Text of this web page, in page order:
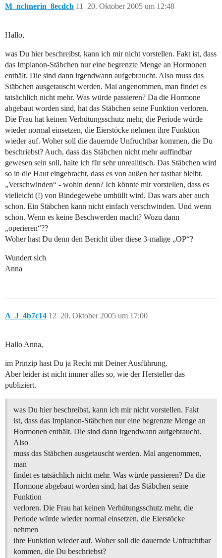
M_nchnerin_8ecdcb 20. Oktober 2005 um 12:48
11
Hallo,
was Du hier beschreibst, kann ich mir nicht vorstellen. Fakt ist, dass
das Implanon-Stäbchen nur eine begrenzte Menge an Hormonen
enthält. Die sind dann irgendwann aufgebraucht. Also muss das
Stäbchen ausgetauscht werden. Mal angenommen, man findet es
tatsächlich nicht mehr. Was würde passieren? Da die Hormone
abgebaut worden sind, hat das Stäbchen seine Funktion verloren.
Die Frau hat keinen Verhütungsschutz mehr, die Periode würde
wieder normal einsetzen, die Eierstöcke nehmen ihre Funktion
wieder auf. Woher soll die dauernde Unfruchtbar kommen, die Du
beschriebst? Auch, dass das Stäbchen nicht mehr auffindbar
gewesen sein soll, halte ich für sehr unrealitisch. Das Stäbchen wird
so in die Haut eingebracht, dass es von außen her tastbar bleibt.
„Verschwinden“ - wohin denn? Ich könnte mir vorstellen, dass es
vielleicht (!) von Bindegewebe umhüllt wird. Das wars aber auch
schon. Ein Stäbchen kann nicht einfach verschwinden. Und wenn
schon. Wenn es keine Beschwerden macht? Wozu dann
„operieren“??
Woher hast Du denn den Bericht über diese 3-malige „OP“?
Wundert sich
Anna
A_J_4b7c14 20. Oktober 2005 um 17:00
12
Hallo Anna,
im Prinzip hast Du ja Recht mit Deiner Ausführung.
Aber leider ist nicht immer alles so, wie der Hersteller das
publiziert.
was Du hier beschreibst, kann ich mir nicht vorstellen. Fakt
ist, dass das Implanon-Stäbchen nur eine begrenzte Menge an
Hormonen enthält. Die sind dann irgendwann aufgebraucht.
Also
muss das Stäbchen ausgetauscht werden. Mal angenommen,
man
findet es tatsächlich nicht mehr. Was würde passieren? Da die
Hormone abgebaut worden sind, hat das Stäbchen seine
Funktion
verloren. Die Frau hat keinen Verhütungsschutz mehr, die
Periode würde wieder normal einsetzen, die Eierstöcke
nehmen
ihre Funktion wieder auf. Woher soll die dauernde Unfruchtbar
kommen, die Du beschriebst?